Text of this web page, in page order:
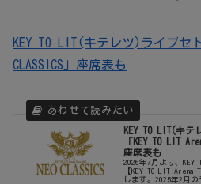
KEY TO LIT(キテレツ)ライブセ
CLASSICS」座席表も
KEY TO LIT(キテ
「KEY TO LIT
座席表も
2026年7月より、
【KEY TO LIT Arena
します。2025年2月